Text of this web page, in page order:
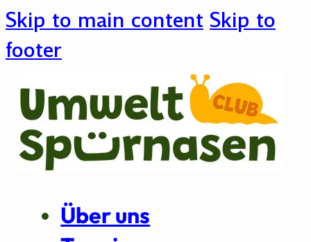
Skip to main content Skip to
footer
Über uns